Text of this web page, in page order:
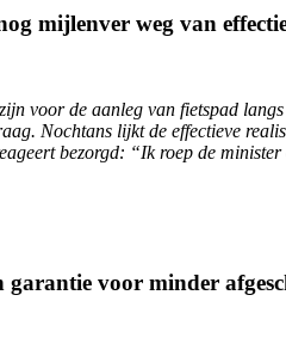
mijlenver weg van
voor de aanleg van fietspad
Nochtans lijkt de effectieve
bezorgd: “Ik roep de
garantie voor minder